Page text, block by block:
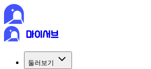
둘러보기